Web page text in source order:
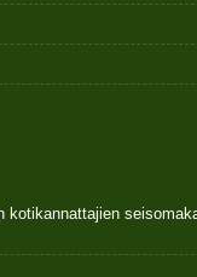
kotikannattajien